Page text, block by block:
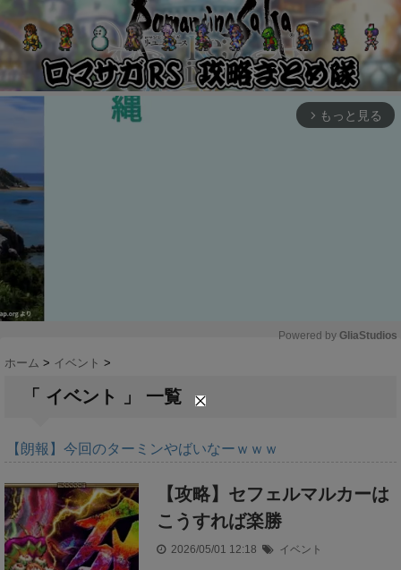
arrow_forward_ios もっと見る
Powered by GliaStudios
ホーム > イベント >
「 イベント 」 一覧
【朗報】今回のターミンやばいなーｗｗｗ
【攻略】セフェルマルカーは
こうすれば楽勝
2026/05/01 12:18 イベント